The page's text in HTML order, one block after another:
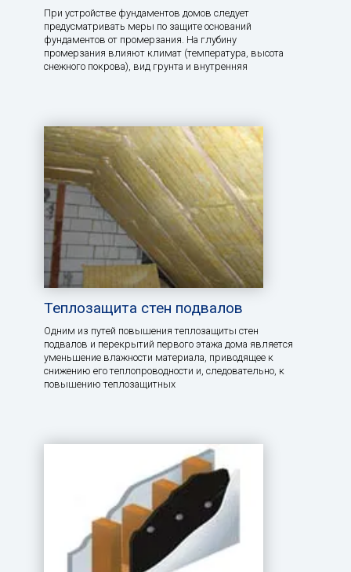
При устройстве фундаментов домов следует
предусматривать меры по защите оснований
фундаментов от промерзания. На глубину
промерзания влияют климат (температура, высота
снежного покрова), вид грунта и внутренняя
Теплозащита стен подвалов
Одним из путей повышения теплозащиты стен
подвалов и перекрытий первого этажа дома является
уменьшение влажности материала, приводящее к
снижению его теплопроводности и, следовательно, к
повышению теплозащитных